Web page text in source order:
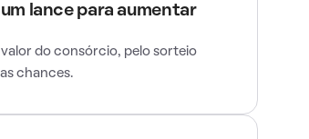
lance para aumentar
valor do consórcio, pelo sorteio
chances.